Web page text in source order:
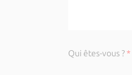
Qui êtes-vous ?*